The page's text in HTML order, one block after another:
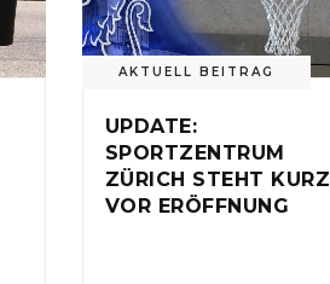
AKTUELL BEITRAG
UPDATE:
SPORTZENTRUM
ZÜRICH STEHT KURZ
VOR ERÖFFNUNG